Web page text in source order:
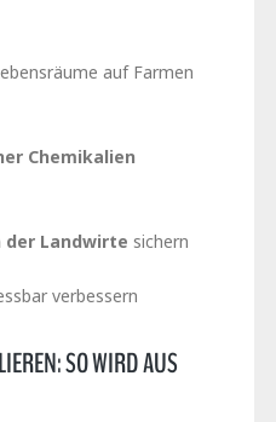
auf Farmen
Chemikalien
der Landwirte sichern
verbessern
SO WIRD AUS